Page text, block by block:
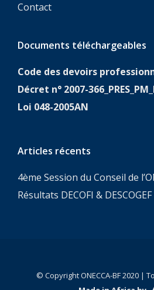
Contact
Documents téléchargeables
Code des devoirs
Décret n° 2007-
Loi 048-2005AN
Articles récents
4ème Session du Conseil de
Résultats DECOFI &
© Copyright ONECCA-BF 2020 |